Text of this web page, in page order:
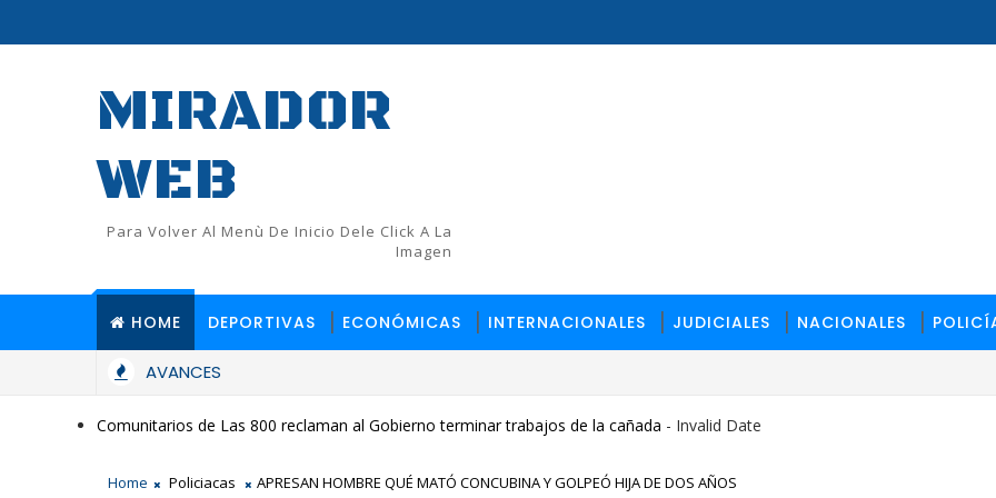
MIRADOR
WEB
Para Volver Al Menù De Inicio Dele Click A La
Imagen
HOME DEPORTIVAS ECONÓMICAS INTERNACIONALES JUDICIALES NACIONALES
AVANCES
Comunitarios de Las 800 reclaman al Gobierno terminar trabajos de la cañada - Invalid Date
Home Policiacas APRESAN HOMBRE QUÉ MATÓ CONCUBINA Y GOLPEÓ HIJA DE DOS AÑOS